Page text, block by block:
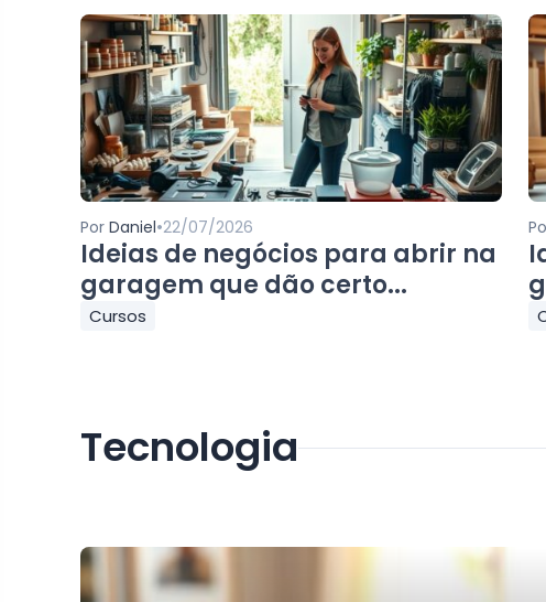
Por Daniel•22/07/2026
Ideias de negócios para abrir na
garagem que dão certo...
Cursos
Tecnologia